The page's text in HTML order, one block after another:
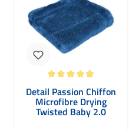
Note moyenne de 4.9 sur 5 étoiles
Detail Passion Chiffon
Microfibre Drying
Twisted Baby 2.0
icegrey & seablue